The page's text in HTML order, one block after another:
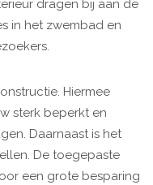
dragen bij aan de
in het zwembad en
Hiermee
sterk beperkt en
Daarnaast is het
De toegepaste
een grote besparing